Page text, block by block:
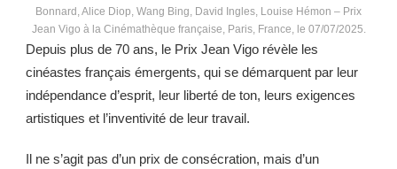
Bonnard, Alice Diop, Wang Bing, David Ingles, Louise Hémon – Prix
Jean Vigo à la Cinémathèque française, Paris, France, le 07/07/2025.
Depuis plus de 70 ans, le Prix Jean Vigo révèle les
cinéastes français émergents, qui se démarquent par leur
indépendance d’esprit, leur liberté de ton, leurs exigences
artistiques et l’inventivité de leur travail.
Il ne s’agit pas d’un prix de consécration, mais d’un